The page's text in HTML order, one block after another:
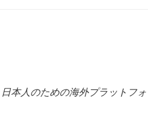
本人のための海外プラットフォ